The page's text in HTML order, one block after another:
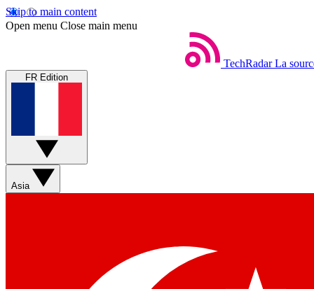
Skip to main content
Open menu Close main menu
TechRadar La
FR Edition
Asia